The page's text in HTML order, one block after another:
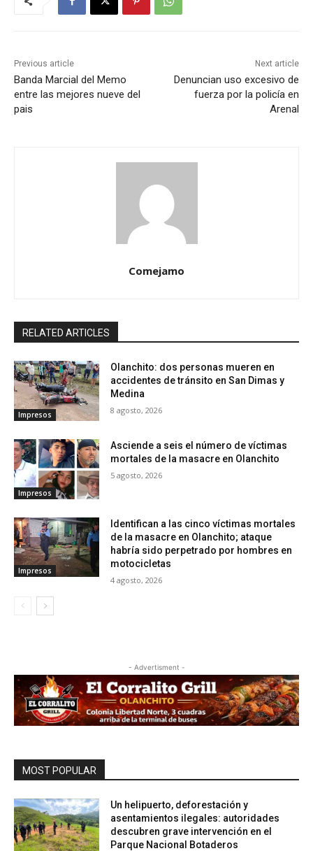
Previous article
Banda Marcial del Memo
entre las mejores nueve del
pais
Next article
Denuncian uso excesivo de
fuerza por la policía en
Arenal
Comejamo
RELATED ARTICLES
Impresos
Olanchito: dos personas mueren en
accidentes de tránsito en San Dimas y
Medina
8 agosto, 2026
Impresos
Asciende a seis el número de víctimas
mortales de la masacre en Olanchito
5 agosto, 2026
Impresos
Identifican a las cinco víctimas mortales
de la masacre en Olanchito; ataque
habría sido perpetrado por hombres en
motocicletas
4 agosto, 2026
- Advertisment -
MOST POPULAR
Un helipuerto, deforestación y
asentamientos ilegales: autoridades
descubren grave intervención en el
Parque Nacional Botaderos